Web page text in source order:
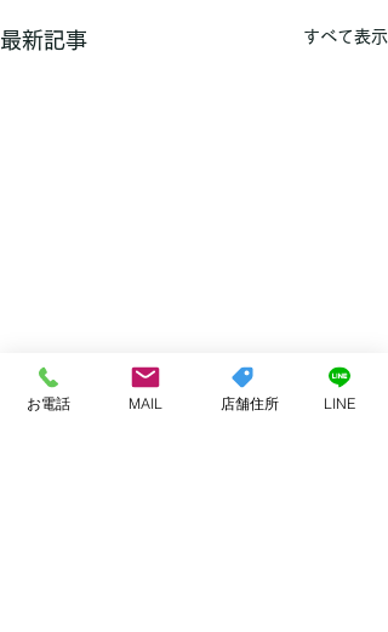
最新記事 すべて表示
お電話 MAIL 店舗住所 LINE